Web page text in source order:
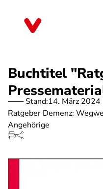
Buchtitel
Stand:14. März 2024
Ratgeber Demenz:
Angehörige